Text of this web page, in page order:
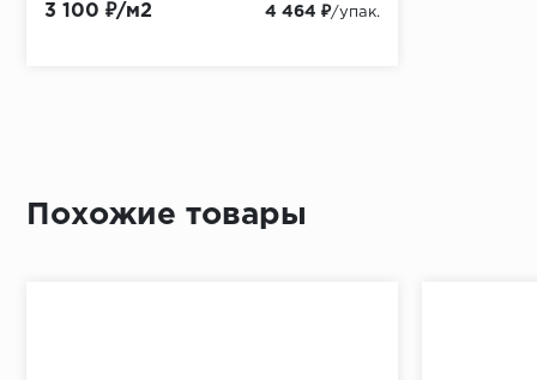
3 100 ₽/м2 4 464 ₽/упак.
Похожие товары